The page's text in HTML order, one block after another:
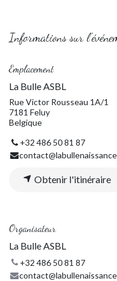
Informations sur
Emplacement
La Bulle ASBL
Rue Victor Rousseau 1A/1
7181 Feluy
Belgique
+32 486 50 81 87
Obtenir l'itinéraire
Organisateur
La Bulle ASBL
+32 486 50 81 87